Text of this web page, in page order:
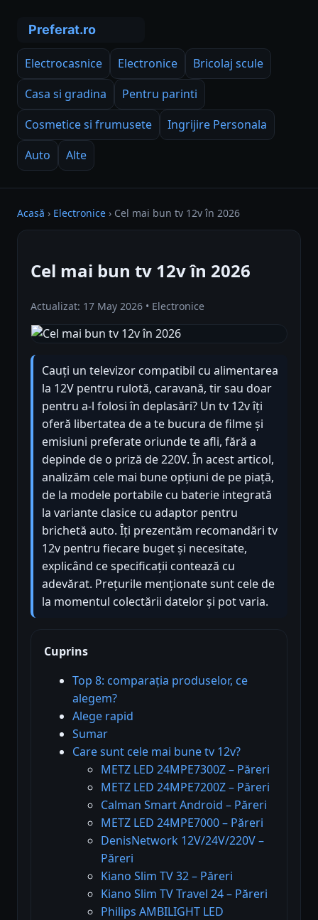
Electrocasnice Electronice
Bricolaj scule
Casa si gradina
Pentru parinti
Cosmetice si frumusete
Ingrijire Personala
Auto
Alte
Acasă › Electronice › Cel mai bun tv 12v în 2026
Cel mai bun tv 12v în 2026
Actualizat: 17 May 2026 • Electronice
Cauți un televizor compatibil cu alimentarea
la 12V pentru rulotă, caravană, tir sau doar
pentru a-l folosi în deplasări? Un tv 12v îți
oferă libertatea de a te bucura de filme și
emisiuni preferate oriunde te afli, fără a
depinde de o priză de 220V. În acest articol,
analizăm cele mai bune opțiuni de pe piață,
de la modele portabile cu baterie integrată
la variante clasice cu adaptor pentru
brichetă auto. Îți prezentăm recomandări tv
12v pentru fiecare buget și necesitate,
explicând ce specificații contează cu
adevărat. Prețurile menționate sunt cele de
la momentul colectării datelor și pot varia.
Cuprins
Top 8: comparația produselor, ce
alegem?
Alege rapid
Sumar
Care sunt cele mai bune tv 12v?
METZ LED 24MPE7300Z – Păreri
METZ LED 24MPE7200Z – Păreri
Calman Smart Android – Păreri
METZ LED 24MPE7000 – Păreri
DenisNetwork 12V/24V/220V –
Păreri
Kiano Slim TV 32 – Păreri
Kiano Slim TV Travel 24 – Păreri
Philips AMBILIGHT LED